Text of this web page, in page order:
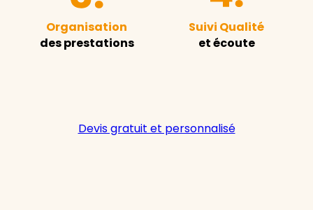
Organisation
des prestations
Suivi Qualité
et écoute
Devis gratuit et personnalisé